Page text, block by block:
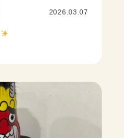
2026.03.07